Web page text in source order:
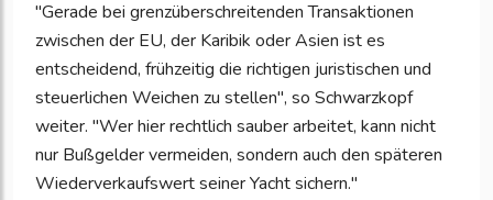
"Gerade bei grenzüberschreitenden Transaktionen
zwischen der EU, der Karibik oder Asien ist es
entscheidend, frühzeitig die richtigen juristischen und
steuerlichen Weichen zu stellen", so Schwarzkopf
weiter. "Wer hier rechtlich sauber arbeitet, kann nicht
nur Bußgelder vermeiden, sondern auch den späteren
Wiederverkaufswert seiner Yacht sichern."